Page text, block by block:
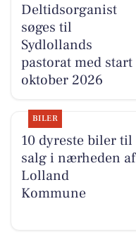
Deltidsorganist
søges til
Sydlollands
pastorat med start
oktober 2026
BILER
10 dyreste biler til
salg i nærheden af
Lolland
Kommune